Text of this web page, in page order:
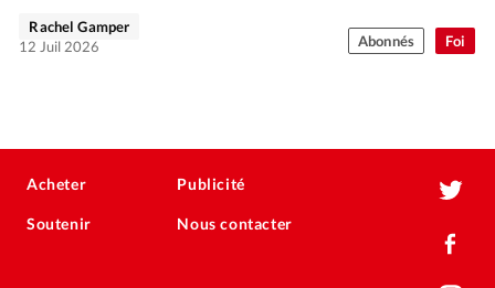
Foi
Rachel Gamper
12 Juil 2026
Abonnés
Acheter
Soutenir
Publicité
Nous contacter